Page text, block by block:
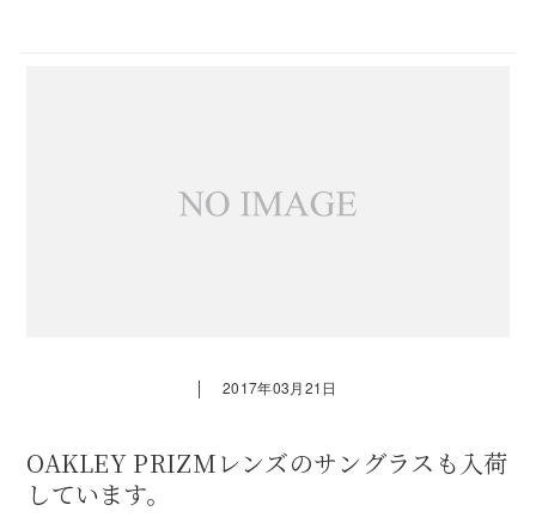
｜ 2017年03月21日
OAKLEY PRIZMレンズのサングラスも入荷
しています。